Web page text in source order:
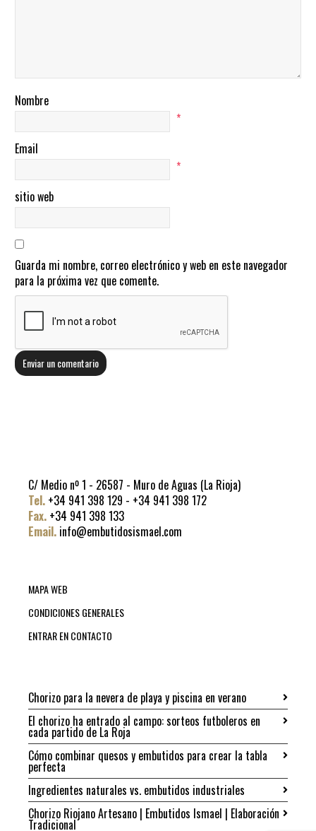
Nombre
*
Email
*
sitio web
Guarda mi nombre, correo electrónico y web en este navegador
para la próxima vez que comente.
C/ Medio nº 1 - 26587 - Muro de Aguas (La Rioja)
Tel. +34 941 398 129 - +34 941 398 172
Fax. +34 941 398 133
Email. info@embutidosismael.com
MAPA WEB
CONDICIONES GENERALES
ENTRAR EN CONTACTO
Chorizo para la nevera de playa y piscina en verano
El chorizo ha entrado al campo: sorteos futboleros en
cada partido de La Roja
Cómo combinar quesos y embutidos para crear la tabla
perfecta
Ingredientes naturales vs. embutidos industriales
Chorizo Riojano Artesano | Embutidos Ismael | Elaboración
Tradicional